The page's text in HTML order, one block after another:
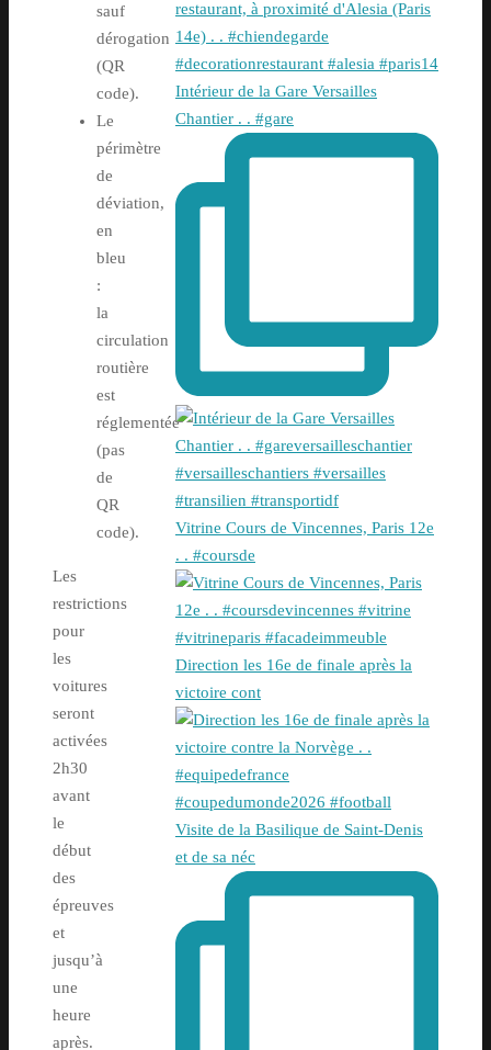
sauf
dérogation
(QR
code).
Le
périmètre
de
déviation,
en
bleu
:
la
circulation
routière
est
réglementée
(pas
de
QR
code).
Les
restrictions
pour
les
voitures
seront
activées
2h30
avant
le
début
des
épreuves
et
jusqu’à
une
heure
après.
Intérieur de la Gare Versailles
Chantier . . #gare
Vitrine Cours de Vincennes, Paris 12e
. . #coursde
Direction les 16e de finale après la
victoire cont
Visite de la Basilique de Saint-Denis
et de sa néc